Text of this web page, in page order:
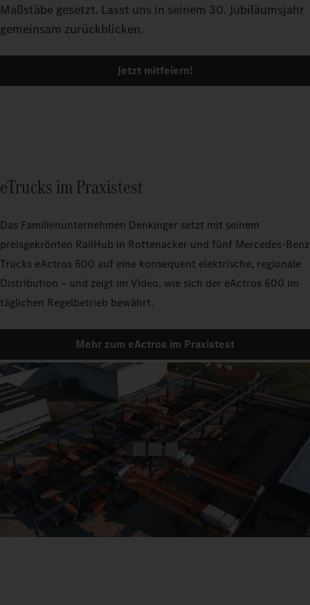
Maßstäbe gesetzt. Lasst uns in seinem 30. Jubiläumsjahr
gemeinsam zurückblicken.
Jetzt mitfeiern!
eTrucks im Praxistest
Das Familienunternehmen Denkinger setzt mit seinem
preisgekrönten RailHub in Rottenacker und fünf Mercedes-Benz
Trucks eActros 600 auf eine konsequent elektrische, regionale
Distribution – und zeigt im Video, wie sich der eActros 600 im
täglichen Regelbetrieb bewährt.
Mehr zum eActros im Praxistest